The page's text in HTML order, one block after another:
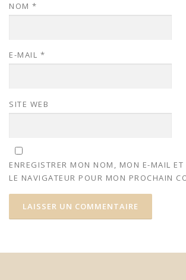
NOM *
E-MAIL *
SITE WEB
ENREGISTRER MON NOM, MON E-MAIL
LE NAVIGATEUR POUR MON PROCHAIN